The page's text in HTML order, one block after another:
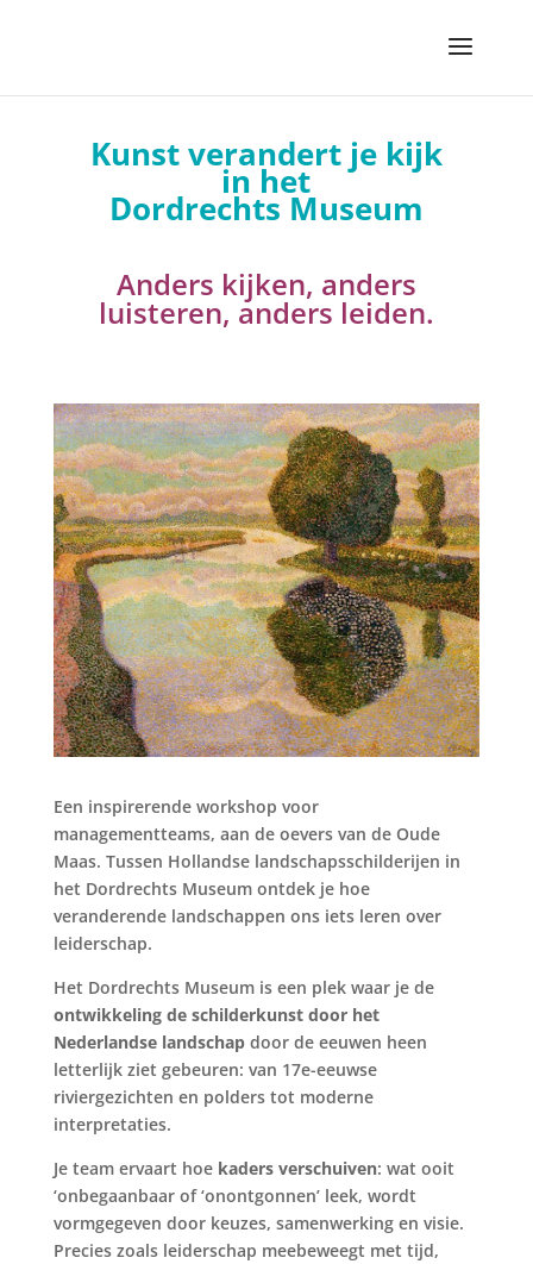
Kunst verandert je kijk
in het
Dordrechts Museum
Anders kijken, anders
luisteren, anders leiden.
Een inspirerende workshop voor
managementteams, aan de oevers van de Oude
Maas. Tussen Hollandse landschapsschilderijen in
het Dordrechts Museum ontdek je hoe
veranderende landschappen ons iets leren over
leiderschap.
Het Dordrechts Museum is een plek waar je de
ontwikkeling de schilderkunst door het
Nederlandse landschapdoor de eeuwen heen
letterlijk ziet gebeuren: van 17e-eeuwse
riviergezichten en polders tot moderne
interpretaties.
Je team ervaart hoe kaders verschuiven: wat ooit
‘onbegaanbaar of ‘onontgonnen’ leek, wordt
vormgegeven door keuzes, samenwerking en visie.
Precies zoals leiderschap meebeweegt met tijd,